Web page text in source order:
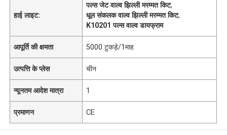
हाई लाइट:
पल्स जेट वाल्व झिल्ली मरम्मत किट,
धूल संकलक वाल्व झिल्ली मरम्मत किट,
K10201 पल्स वाल्व डायफ्राम
आपूर्ति की क्षमता 5000 टुकड़े/1माह
उत्पत्ति के प्लेस चीन
न्यूनतम आदेश मात्रा 1
प्रमाणन CE